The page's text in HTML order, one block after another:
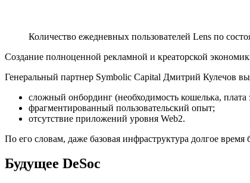
Количество ежедневных пользователей Lens по
Создание полноценной рекламной и креаторской
Генеральный партнер Symbolic Capital Дмитрий Кулечов
сложный онбординг (необходимость кошелька, плата
фрагментированный пользовательский опыт;
отсутствие приложений уровня Web2.
По его словам, даже базовая инфраструктура долгое
Будущее DeSoc